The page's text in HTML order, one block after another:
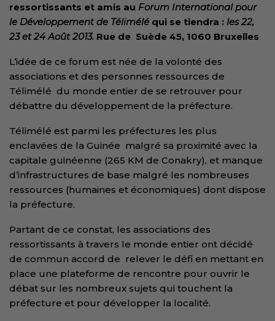
ressortissants et amis au Forum International pour
le Développement de Télimélé qui se tiendra : les 22,
23 et 24 Août 2013. Rue de Suède 45, 1060 Bruxelles
L’idée de ce forum est née de la volonté des
associations et des personnes ressources de
Télimélé du monde entier de se retrouver pour
débattre du développement de la préfecture.
Télimélé est parmi les préfectures les plus
enclavées de la Guinée malgré sa proximité avec la
capitale guinéenne (265 KM de Conakry), et manque
d’infrastructures de base malgré les nombreuses
ressources (humaines et économiques) dont dispose
la préfecture.
Partant de ce constat, les associations des
ressortissants à travers le monde entier ont décidé
de commun accord de relever le défi en mettant en
place une plateforme de rencontre pour ouvrir le
débat sur les nombreux sujets qui touchent la
préfecture et pour développer la localité.